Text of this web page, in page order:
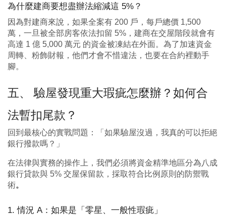
為什麼建商要想盡辦法縮減這 5%？
因為對建商來說，如果全案有 200 戶，每戶總價 1,500
萬，一旦被全部房客依法扣留 5%，建商在交屋階段就會有
高達 1 億 5,000 萬元 的資金被凍結在外面。為了加速資金
周轉、粉飾財報，他們才會不惜違法，也要在合約裡動手
腳。
五、 驗屋發現重大瑕疵怎麼辦？如何合
法暫扣尾款？
回到最核心的實戰問題：「如果驗屋沒過，我真的可以拒絕
銀行撥款嗎？」
在法律與實務的操作上，我們必須將資金精準地區分為八成
銀行貸款與 5% 交屋保留款，採取符合比例原則的防禦戰
術。
1. 情況 A：如果是「零星、一般性瑕疵」